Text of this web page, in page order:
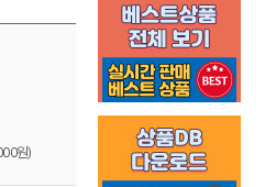
원)